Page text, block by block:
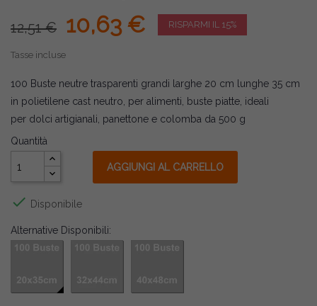
12,51 € 10,63 € RISPARMI IL 15%
Tasse incluse
100 Buste neutre trasparenti grandi larghe 20 cm lunghe 35 cm
in polietilene cast neutro, per alimenti, buste piatte, ideali
per dolci artigianali, panettone e colomba da 500 g
Quantità
AGGIUNGI AL CARRELLO
 Disponibile
Alternative Disponibili: